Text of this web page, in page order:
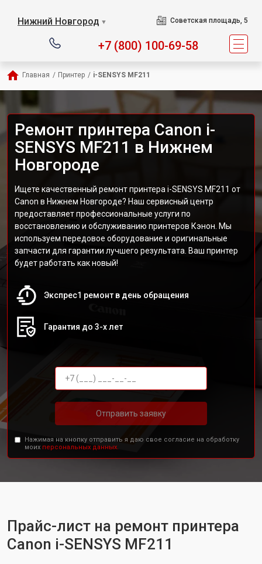
Нижний Новгород ▼ Советская площадь, 5
+7 (800) 100-69-58
Главная / Принтер / i-SENSYS MF211
Ремонт принтера Canon i-
SENSYS MF211 в Нижнем
Новгороде
Ищете качественный ремонт принтера i-SENSYS MF211 от
Canon в Нижнем Новгороде? Наш сервисный центр
предоставляет профессиональные услуги по
восстановлению и обслуживанию принтеров Кэнон. Мы
используем передовое оборудование и оригинальные
запчасти для гарантии лучшего результата. Ваш принтер
будет работать как новый!
Экспрес1 ремонт в день обращения
Гарантия до 3-х лет
Отправить заявку
Нажимая на кнопку отправить я даю свое согласие на обработку
моих персональных данных.
Прайс-лист на ремонт принтера
Canon i-SENSYS MF211